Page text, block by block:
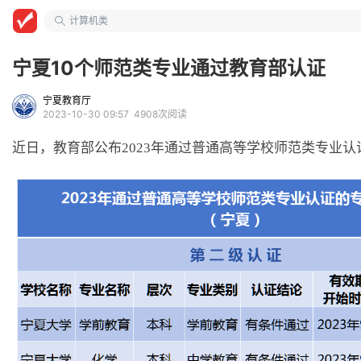
计算机类
宁夏10个师范类专业通过教育部认证
宁夏教育厅
2023-10-30 09:57 4908次阅读
近日，教育部公布2023年通过普通高等学校师范类专业